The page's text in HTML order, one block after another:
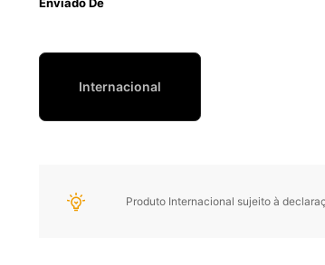
Internacional
Produto Internacional sujeito à